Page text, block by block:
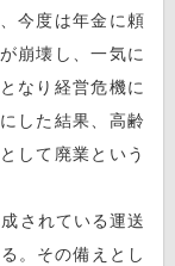
今度は年金に頼
崩壊し、一気に
なり経営危機に
した結果、高齢
して廃業という
されている運送
。その備えとし